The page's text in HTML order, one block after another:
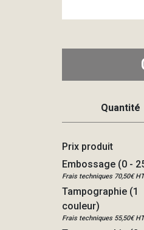
Quantité
Prix produit
Embossage (0 -
Frais techniques 70,50€ HT
Tampographie (1
couleur)
Frais techniques 55,50€ HT